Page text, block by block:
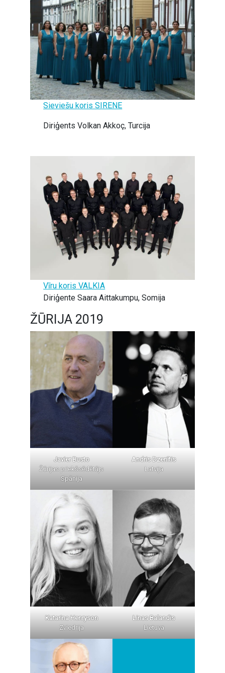
Sieviešu koris SIRENE
Diriģents Volkan Akkoç, Turcija
Vīru koris VALKIA
Diriģente Saara Aittakumpu, Somija
ŽŪRIJA 2019
Javier Busto
Žūrijas priekšsēdētājs
Spānija
Andris Dzenītis
Latvija
Katarina Henryson
Zviedrija
Linas Balandis
Lietuva